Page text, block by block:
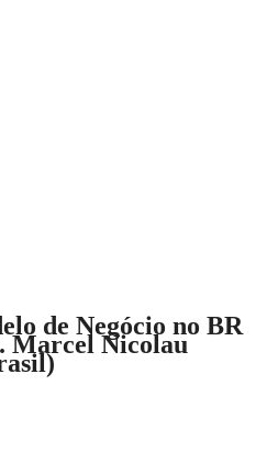
de Negócio no BR
Marcel Nicolau